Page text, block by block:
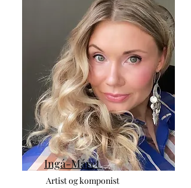
Ingá-Máret
Artist og komponist